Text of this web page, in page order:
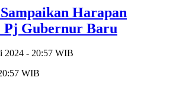
Harapan
Pj Gubernur Baru
2024 - 20:57 WIB
WIB